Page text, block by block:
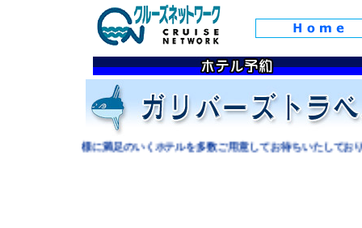
約ではお客様に満足のいくホテルを多数ご用意してお待ちいたしておりま